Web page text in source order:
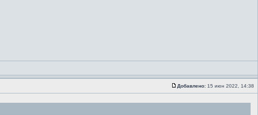
Добавлено: 15 июн 2022, 14:38